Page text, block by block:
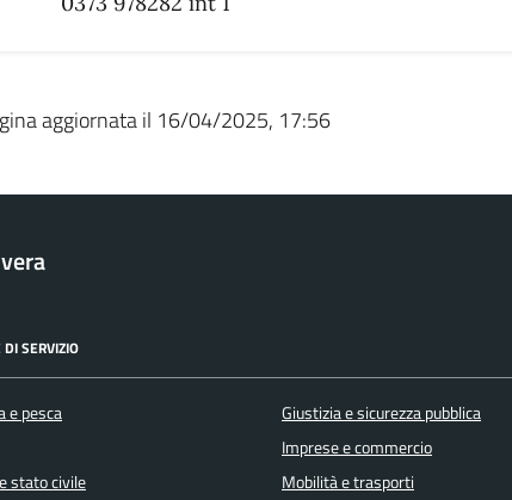
aggiornata il 16/04/2025, 17:56
DI SERVIZIO
e pesca
stato civile
Giustizia e sicurezza pubblica
Imprese e commercio
Mobilità e trasporti